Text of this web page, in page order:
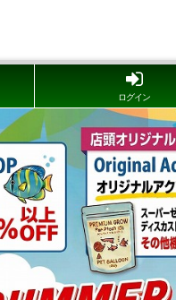
ログイン